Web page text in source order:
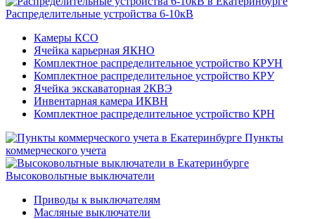
Распределительные устройства 6-10кВ
Камеры КСО
Ячейка карьерная ЯКНО
Комплектное распределительное устройство КРУН
Комплектное распределительное устройство КРУ
Ячейка экскаваторная 2КВЭ
Инвентарная камера ИКВН
Комплектное распределительное устройство КРН
Пункты
коммерческого учета
Высоковольтные выключатели
Приводы к выключателям
Масляные выключатели